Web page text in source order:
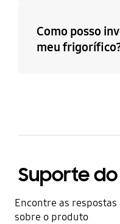
Como posso
meu
Suporte
Encontre as
sobre o produto